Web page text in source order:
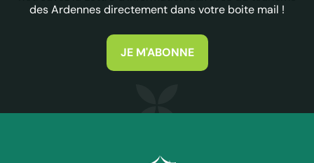
des Ardennes directement dans votre boite mail !
JE M'ABONNE